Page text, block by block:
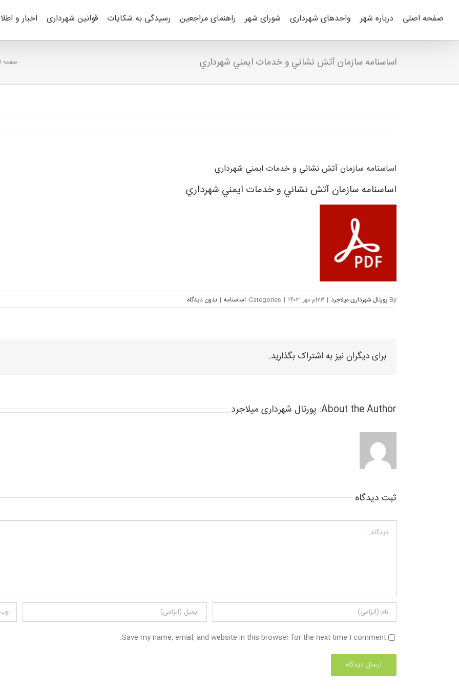
صفحه اصلی درباره شهر واحدهای شهرداری شورای شهر راهنمای مراجعین رسیدگی به شکایات قوانین شهرداری اخبار و
اساسنامه سازمان آتش نشاني و خدمات ايمني شهرداري صفحه
اساسنامه سازمان آتش نشاني و خدمات ايمني شهرداري
اساسنامه سازمان آتش نشاني و خدمات ايمني شهرداري
By پورتال شهرداری میلاجرد | ۲۳ام مهر, ۱۴۰۳ |
Categories: اساسنامه | بدون ديدگاه
برای دیگران نیز به اشتراک بگذارید.
About the Author: پورتال شهرداری میلاجرد
ثبت ديدگاه
Save my name, email, and website in this browser for the next time I comment.